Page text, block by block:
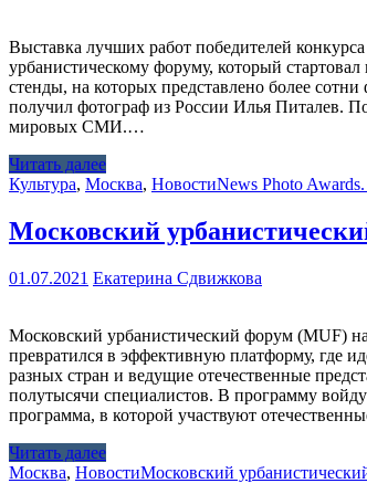
Выставка лучших работ победителей
урбанистическому форуму, который
стенды, на которых представлено более
получил фотограф из России Илья Питалев.
мировых СМИ.…
Читать далее
Культура, Москва, НовостиNews Photo
Московский
01.07.2021 Екатерина Сдвижкова
Московский урбанистический форум (MUF)
превратился в эффективную платформу, где
разных стран и ведущие отечественные
полутысячи специалистов. В программу
программа, в которой участвуют
Читать далее
Москва, НовостиМосковский